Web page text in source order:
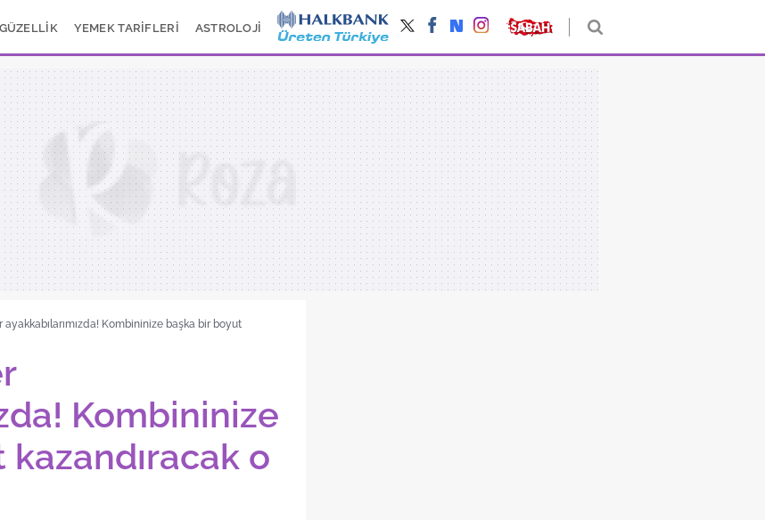
GÜZELLİK YEMEK TARİFLERİ ASTROLOJİ
ayakkabılarımızda! Kombininize başka bir boyut
Kombininize
o